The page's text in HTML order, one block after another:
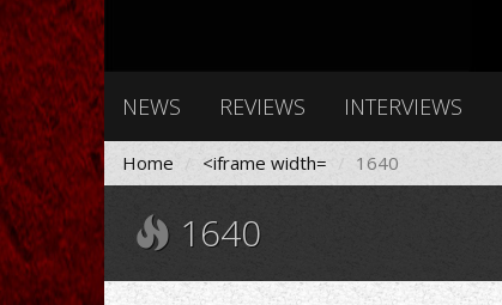
NEWS REVIEWS INTERVIEWS
Home <iframe width= 1640
1640